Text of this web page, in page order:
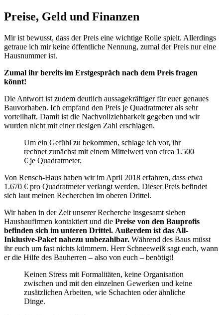
Preise, Geld und Finanzen
Mir ist bewusst, dass der Preis eine wichtige Rolle spielt. Allerdings
getraue ich mir keine öffentliche Nennung, zumal der Preis nur eine
Hausnummer ist.
Zumal ihr bereits im Erstgespräch nach dem Preis fragen
könnt!
Die Antwort ist zudem deutlich aussagekräftiger für euer genaues
Bauvorhaben. Ich empfand den Preis je Quadratmeter als sehr
vorteilhaft. Damit ist die Nachvollziehbarkeit gegeben und wir
wurden nicht mit einer riesigen Zahl erschlagen.
Um ein Gefühl zu bekommen, schlage ich vor, ihr
rechnet zunächst mit einem Mittelwert von circa 1.500
€ je Quadratmeter.
Von Rensch-Haus haben wir im April 2018 erfahren, dass etwa
1.670 € pro Quadratmeter verlangt werden. Dieser Preis befindet
sich laut meinen Recherchen im oberen Drittel.
Wir haben in der Zeit unserer Recherche insgesamt sieben
Hausbaufirmen kontaktiert und die Preise von den Bauprofis
befinden sich im unteren Drittel. Außerdem ist das All-
Inklusive-Paket nahezu unbezahlbar. Während des Baus müsst
ihr euch um fast nichts kümmern. Herr Schneeweiß sagt euch, wann
er die Hilfe des Bauherren – also von euch – benötigt!
Keinen Stress mit Formalitäten, keine Organisation
zwischen und mit den einzelnen Gewerken und keine
zusätzlichen Arbeiten, wie Schachten oder ähnliche
Dinge.